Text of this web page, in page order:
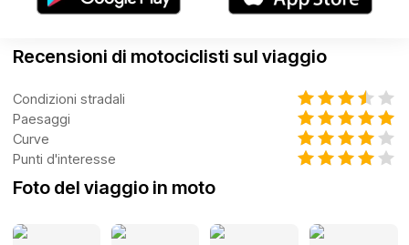
Recensioni di motociclisti sul viaggio
Condizioni stradali
Paesaggi
Curve
Punti d'interesse
Foto del viaggio in moto